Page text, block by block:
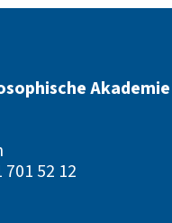
52 12